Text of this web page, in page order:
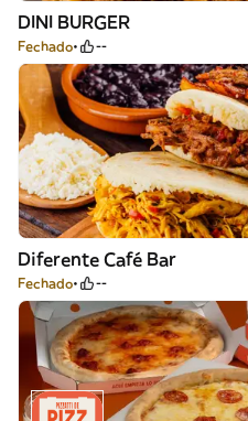
DINI BURGER
Fechado --
Diferente Café Bar
Fechado --